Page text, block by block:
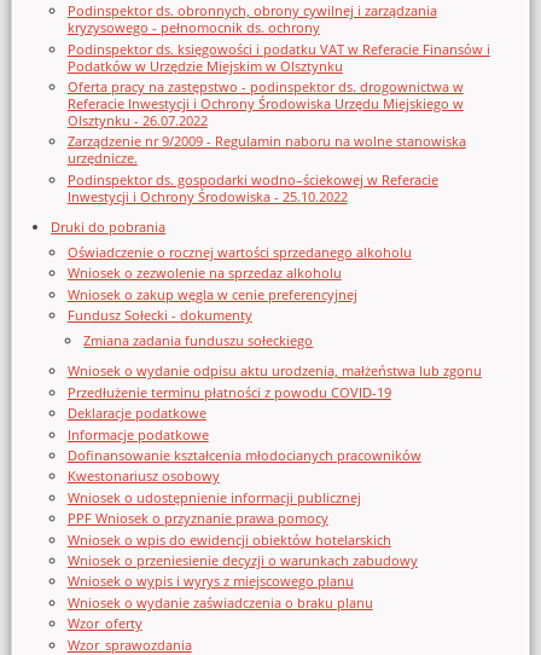
Podinspektor ds. obronnych, obrony cywilnej i zarządzania
kryzysowego - pełnomocnik ds. ochrony
Podinspektor ds. księgowości i podatku VAT w Referacie Finansów i
Podatków w Urzędzie Miejskim w Olsztynku
Oferta pracy na zastępstwo - podinspektor ds. drogownictwa w
Referacie Inwestycji i Ochrony Środowiska Urzędu Miejskiego w
Olsztynku - 26.07.2022
Zarządzenie nr 9/2009 - Regulamin naboru na wolne stanowiska
urzędnicze.
Podinspektor ds. gospodarki wodno–ściekowej w Referacie
Inwestycji i Ochrony Środowiska - 25.10.2022
Druki do pobrania
Oświadczenie o rocznej wartości sprzedanego alkoholu
Wniosek o zezwolenie na sprzedaz alkoholu
Wniosek o zakup węgla w cenie preferencyjnej
Fundusz Sołecki - dokumenty
Zmiana zadania funduszu sołeckiego
Wniosek o wydanie odpisu aktu urodzenia, małżeństwa lub zgonu
Przedłużenie terminu płatności z powodu COVID-19
Deklaracje podatkowe
Informacje podatkowe
Dofinansowanie kształcenia młodocianych pracowników
Kwestonariusz osobowy
Wniosek o udostępnienie informacji publicznej
PPF Wniosek o przyznanie prawa pomocy
Wniosek o wpis do ewidencji obiektów hotelarskich
Wniosek o przeniesienie decyzji o warunkach zabudowy
Wniosek o wypis i wyrys z miejscowego planu
Wniosek o wydanie zaświadczenia o braku planu
Wzor_oferty
Wzor_sprawozdania